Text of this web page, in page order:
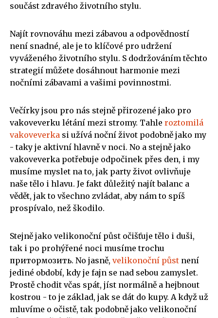
součást zdravého životního stylu.
Najít rovnováhu mezi zábavou a odpovědností
není snadné, ale je to klíčové pro udržení
vyváženého životního stylu. S dodržováním těchto
strategií můžete dosáhnout harmonie mezi
nočními zábavami a vašimi povinnostmi.
Večírky jsou pro nás stejně přirozené jako pro
vakoveverku létání mezi stromy. Tahle roztomilá
vakoveverka si užívá noční život podobně jako my
- taky je aktivní hlavně v noci. No a stejně jako
vakoveverka potřebuje odpočinek přes den, i my
musíme myslet na to, jak party život ovlivňuje
naše tělo i hlavu. Je fakt důležitý najít balanc a
vědět, jak to všechno zvládat, aby nám to spíš
prospívalo, než škodilo.
Stejně jako velikonoční půst očišťuje tělo i duši,
tak i po prohýřené noci musíme trochu
притормозить. No jasně, velikonoční půst není
jediné období, kdy je fajn se nad sebou zamyslet.
Prostě chodit včas spát, jíst normálně a hejbnout
kostrou - to je základ, jak se dát do kupy. A když už
mluvíme o očistě, tak podobně jako velikonoční